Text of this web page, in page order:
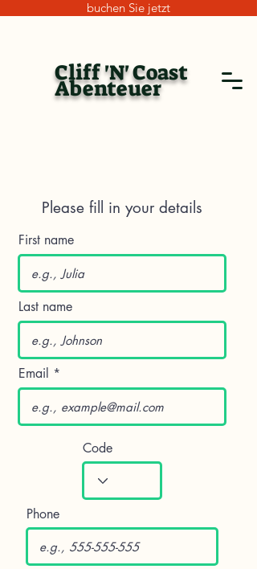
buchen Sie jetzt
Cliff 'N' Coast
Abenteuer
Please fill in your details
First name
Last name
Email
Code
Phone